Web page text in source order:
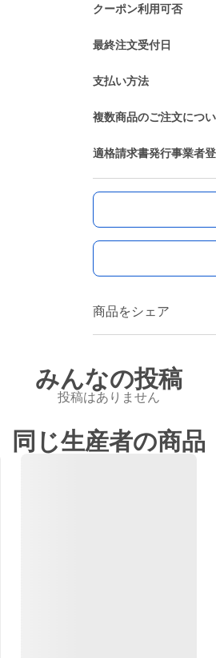
クーポン利用可否
最終注文受付日
支払い方法
複数商品のご注文につ
適格請求書発行事業者
商品をシェア
みんなの投稿
投稿はありません
同じ生産者の商品